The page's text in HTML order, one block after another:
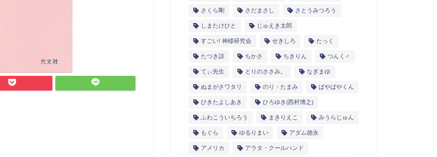
さくら剛 さだまさし さとうみつろう
しまたけひと じゅえき太郎
すごい! 神様研究会 せきしろ たっく
たつき諒 ちかさ ちきりん つんく♂
てぃ先生 とりのささみ。 なぎまゆ
ぬまがさワタリ のり・たまみ ぱやぱやくん
ひきたよしあき ひろゆき(西村博之)
ふわこういちろう まきりえこ みうらじゅん
もぐら ゆるりまい アダム徳永
アメリカ アラタ・クールハンド